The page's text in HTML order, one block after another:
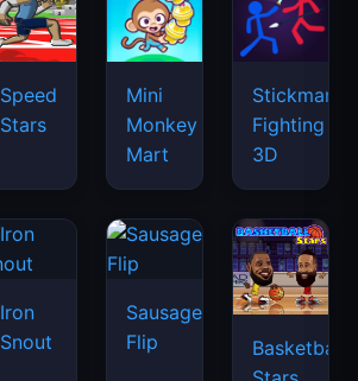
Speed
Stars
Mini
Monkey
Mart
Stickman
Fighting
3D
Iron
Snout
Sausage
Flip
Basketball